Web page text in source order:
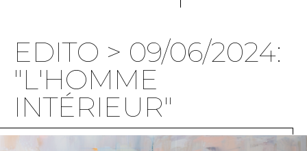
EDITO > 09/06/2024:
"L'HOMME
INTÉRIEUR"